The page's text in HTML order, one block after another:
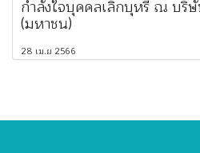
กำลังใจบุคคลเลิกบุหรี่ ณ บริ
(มหาชน)
28 เม.ย 2566